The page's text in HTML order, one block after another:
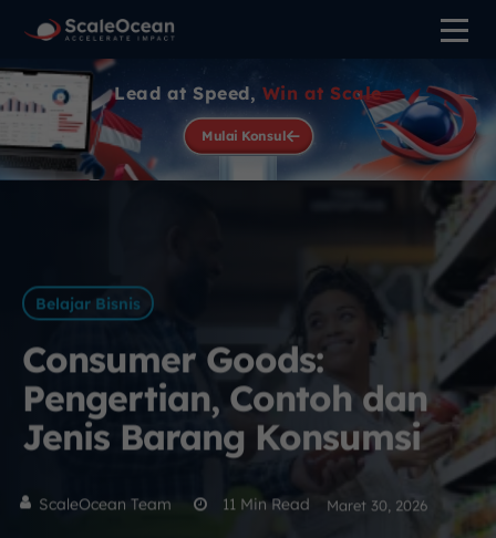
Lead at Speed, Win at Scale
Mulai Konsul
Belajar Bisnis
Consumer Goods:
Pengertian, Contoh dan
Jenis Barang Konsumsi
ScaleOcean Team 11 Min Read Maret 30, 2026